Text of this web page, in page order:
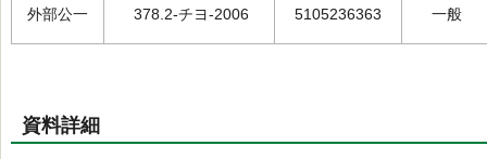
外部公一 378.2-チヨ-2006 5105236363 一般
資料詳細